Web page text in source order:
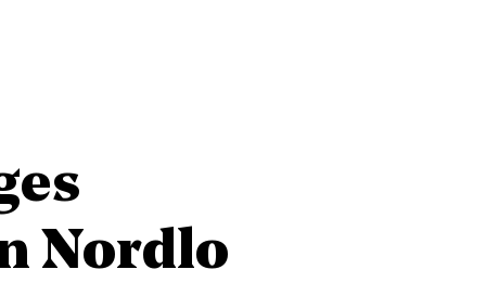
Nordlo